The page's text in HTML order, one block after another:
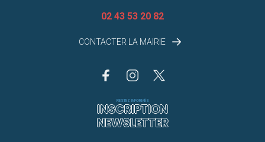
02 43 53 20 82
CONTACTER LA MAIRIE
RESTEZ INFORMÉS
INSCRIPTION
NEWSLETTER